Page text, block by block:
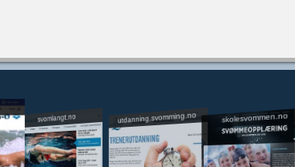
svomlangt.no utdanning.svomming.no skolesvommen.no